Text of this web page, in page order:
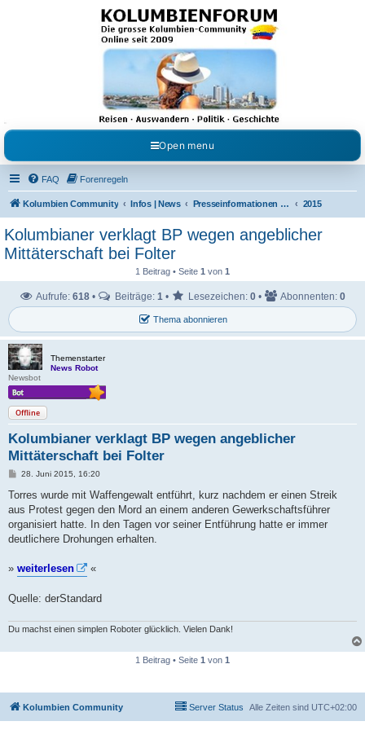
Kolumbienforum - Das
grosse Forum der
Freunde Kolumbiens
Reisen, Auswandern, Kultur, Politik, Geschichte und Visum in Kolumbien und Venezuela.
Austausch, Erfahrungen und Gemeinschaft im Kolumbienforum
Open menu
FAQ Forenregeln
Kolumbien Community Infos | News Presseinformationen & Neuigkeiten 2015
Kolumbianer verklagt BP wegen angeblicher
Mittäterschaft bei Folter
1 Beitrag • Seite 1 von 1
Thema abonnieren
Aufrufe: 618 • Beiträge: 1 • Lesezeichen: 0 • Abonnenten: 0
Themenstarter
News Robot
Newsbot
Offline
Kolumbianer verklagt BP wegen angeblicher
Mittäterschaft bei Folter
B
i
r
a
g
28. Juni 2015, 16:20
Torres wurde mit Waffengewalt entführt, kurz nachdem er einen Streik
aus Protest gegen den Mord an einem anderen Gewerkschaftsführer
organisiert hatte. In den Tagen vor seiner Entführung hatte er immer
deutlichere Drohungen erhalten.
» weiterlesen «
Quelle: derStandard
Du machst einen simplen Roboter glücklich. Vielen Dank!
1 Beitrag • Seite 1 von 1
Kolumbien Community Alle Zeiten sind UTC+02:00
Server Status